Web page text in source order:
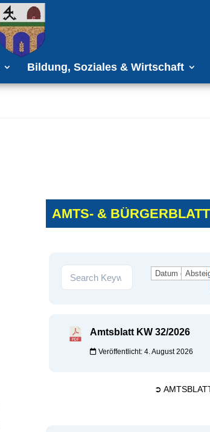
Bildung, Soziales & Wirtschaft
AMTS- & BÜRGERBLATT
Amtsblatt KW 32/2026
Veröffentlicht: 4. August 2026
➲